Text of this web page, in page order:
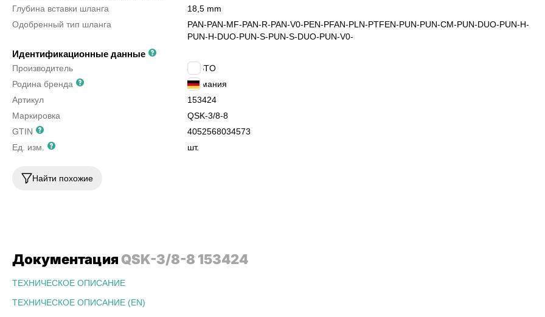
Глубина вставки шланга
18,5 mm
Одобренный тип шланга
PAN-PAN-MF-PAN-R-PAN-V0-PEN-PFAN-PLN-PTFEN-PUN-PUN-CM-PUN-DUO-PUN-H-
PUN-H-DUO-PUN-S-PUN-S-DUO-PUN-V0-
Идентификационные данные
Производитель
FESTO
Родина бренда
Германия
Артикул
153424
Маркировка
QSK-3/8-8
GTIN
4052568034573
Ед. изм.
шт.
Найти похожие
Документация QSK-3/8-8 153424
ТЕХНИЧЕСКОЕ ОПИСАНИЕ
ТЕХНИЧЕСКОЕ ОПИСАНИЕ (EN)